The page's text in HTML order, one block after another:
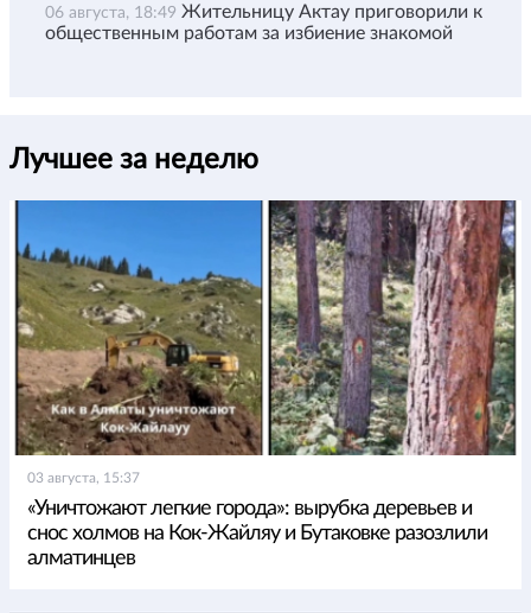
06 августа, 18:49 Жительницу Актау приговорили к
общественным работам за избиение знакомой
Лучшее за неделю
03 августа, 15:37
«Уничтожают легкие города»: вырубка деревьев и
снос холмов на Кок-Жайляу и Бутаковке разозлили
алматинцев